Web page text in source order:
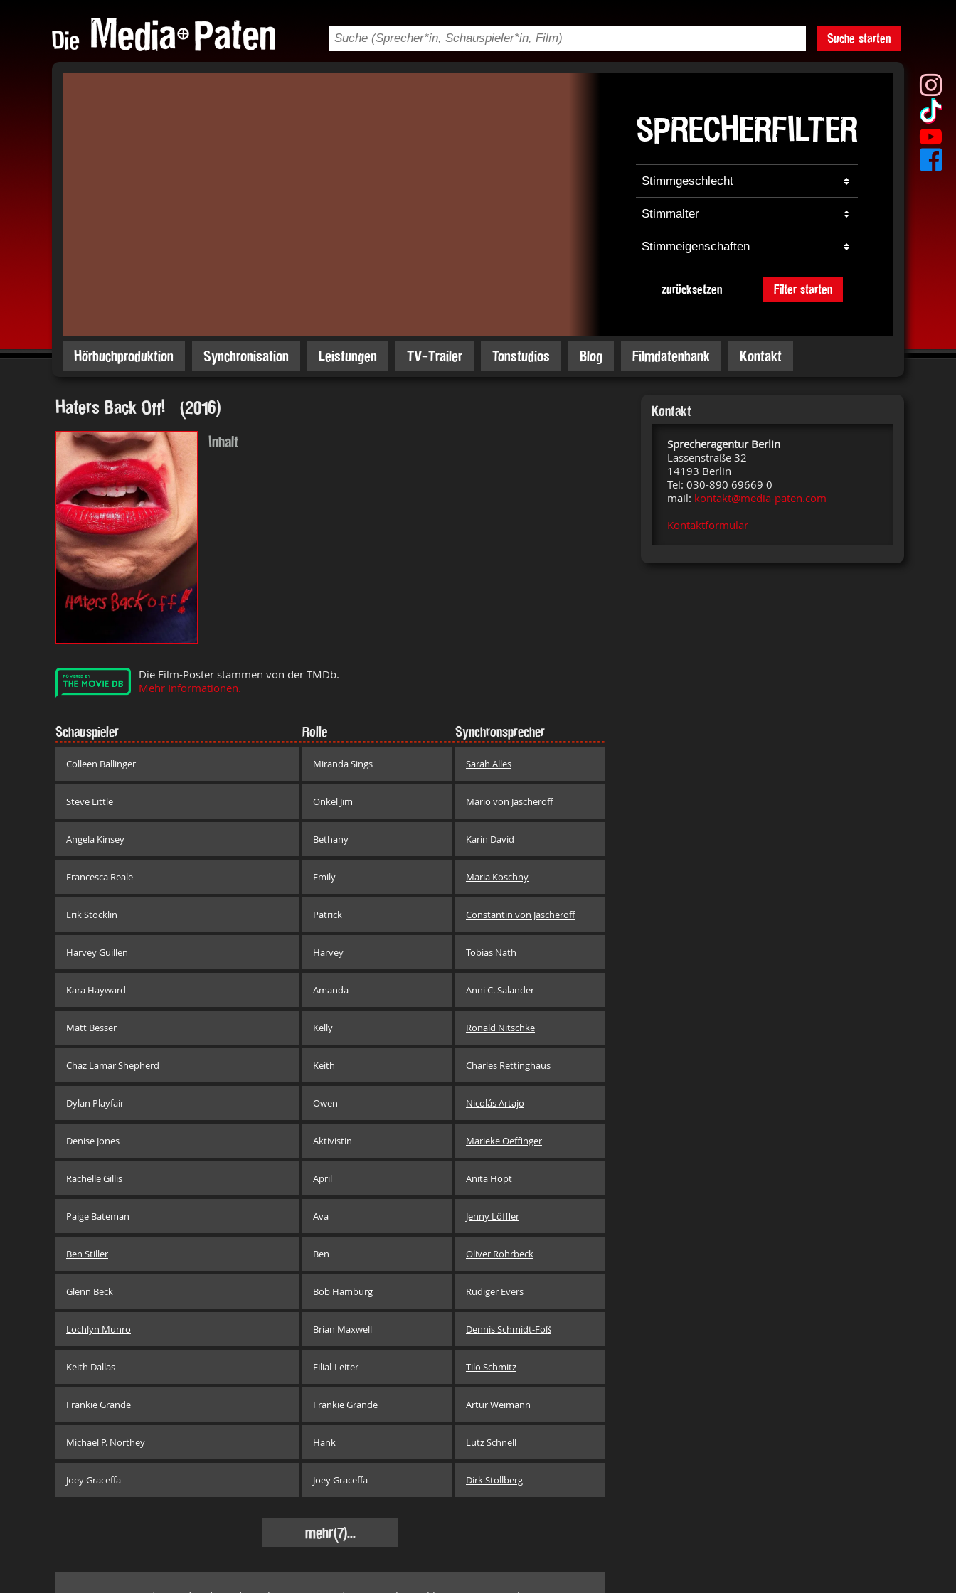
Suche starten
SPRECHERFILTER
zurücksetzen Filter starten
Hörbuchproduktion Synchronisation Leistungen TV-Trailer Tonstudios Blog Filmdatenbank Kontakt
Haters Back Off! (2016)
Inhalt
Die Film-Poster stammen von der TMDb.
Mehr Informationen.
Schauspieler Rolle Synchronsprecher
Colleen Ballinger Miranda Sings Sarah Alles
Steve Little Onkel Jim Mario von Jascheroff
Angela Kinsey Bethany Karin David
Francesca Reale Emily Maria Koschny
Erik Stocklin Patrick Constantin von Jascheroff
Harvey Guillen Harvey Tobias Nath
Kara Hayward Amanda Anni C. Salander
Matt Besser Kelly Ronald Nitschke
Chaz Lamar Shepherd Keith Charles Rettinghaus
Dylan Playfair Owen Nicolás Artajo
Denise Jones Aktivistin Marieke Oeffinger
Rachelle Gillis April Anita Hopt
Paige Bateman Ava Jenny Löffler
Ben Stiller Ben Oliver Rohrbeck
Glenn Beck Bob Hamburg Rüdiger Evers
Lochlyn Munro Brian Maxwell Dennis Schmidt-Foß
Keith Dallas Filial-Leiter Tilo Schmitz
Frankie Grande Frankie Grande Artur Weimann
Michael P. Northey Hank Lutz Schnell
Joey Graceffa Joey Graceffa Dirk Stollberg
mehr(7)...
Kontakt
Sprecheragentur Berlin
Lassenstraße 32
14193 Berlin
Tel: 030-890 69669 0
mail: kontakt@media-paten.com
Kontaktformular